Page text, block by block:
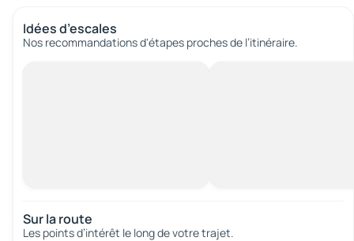
Idées d’escales
Nos recommandations d'étapes proches de l’itinéraire.
Sur la route
Les points d’intérêt le long de votre trajet.